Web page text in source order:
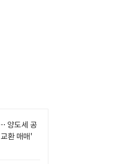
양도세 공
환 매매'